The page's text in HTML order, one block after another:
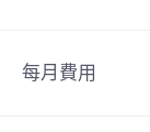
每月費用